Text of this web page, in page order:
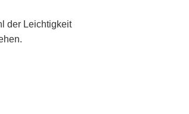
der Leichtigkeit